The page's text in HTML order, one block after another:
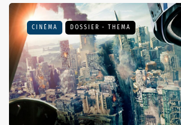
CINÉMA DOSSIER - THEMA